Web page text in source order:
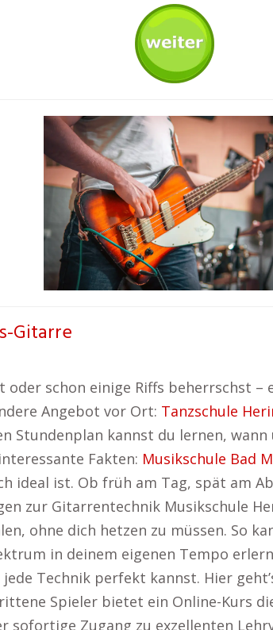
Gitarre
schon einige Riffs beherrschst
Angebot vor Ort: Tanzschule
Stundenplan kannst du lernen,
Fakten: Musikschule Bad
ideal ist. Ob früh am Tag, spät am
zur Gitarrentechnik Musikschule
ohne dich hetzen zu müssen. So
in deinem eigenen Tempo
Technik perfekt kannst. Hier
Spieler bietet ein Online-Kurs
sofortige Zugang zu exzellenten